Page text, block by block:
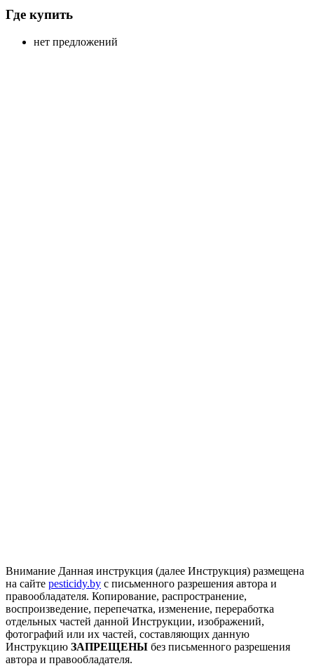
Где купить
нет предложений
Внимание Данная инструкция (далее Инструкция) размещена
на сайте pesticidy.by с письменного разрешения автора и
правообладателя. Копирование, распространение,
воспроизведение, перепечатка, изменение, переработка
отдельных частей данной Инструкции, изображений,
фотографий или их частей, составляющих данную
Инструкцию ЗАПРЕЩЕНЫ без письменного разрешения
автора и правообладателя.